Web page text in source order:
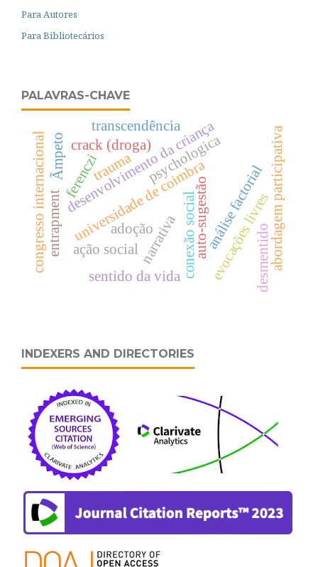
Para Autores
Para Bibliotecários
PALAVRAS-CHAVE
auto-sugestão
universidade de coimbra
psychologica
desenvolvimento da criançaanálise factorial
narrativa
entrapment evocações livres
congresso internacional crack (droga) abordagem participativa
conexão social
ação social
ferenczitrauma
desmentido
sentido da vida
transcendência
Ãmpeto
adoção
INDEXERS AND DIRECTORIES